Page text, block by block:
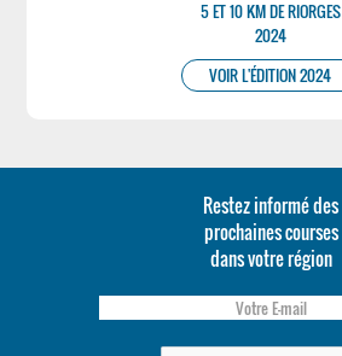
5 ET 10 KM DE RIORGES
2024
VOIR L'ÉDITION 2024
Restez informé des
prochaines courses
dans votre région